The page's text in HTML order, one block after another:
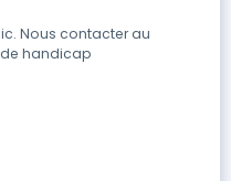
Nous contacter au
de handicap